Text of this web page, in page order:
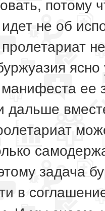
не об
ее
дальше
задача
в